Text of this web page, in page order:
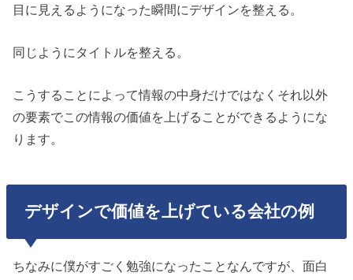
目に見えるようになった瞬間にデザインを整える。
同じようにタイトルを整える。
こうすることによって情報の中身だけではなくそれ以外
の要素でこの情報の価値を上げることができるようにな
ります。
デザインで価値を上げている会社の例
ちなみに僕がすごく勉強になったことなんですが、面白